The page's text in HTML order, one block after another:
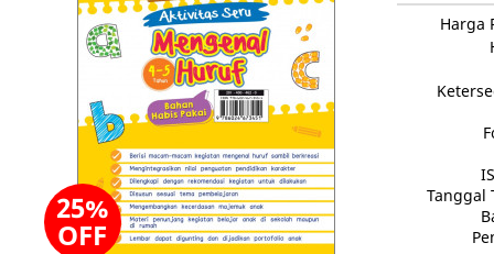
25%
OFF
Harga
Tanggal